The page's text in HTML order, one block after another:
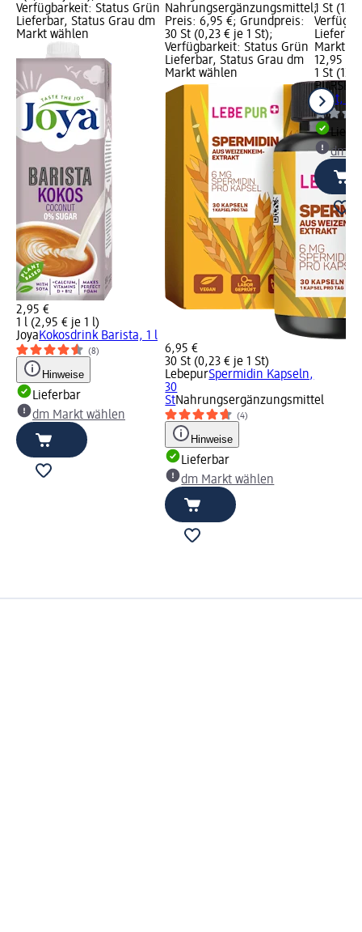
Verfügbarkeit: Status Grün
Lieferbar, Status Grau dm
Markt wählen
2,95 €
1 l (2,95 € je 1 l)
JoyaKokosdrink Barista, 1 l
(8)
Hinweise
Lieferbar
dm Markt wählen
Nahrungsergänzungsmittel;
Preis: 6,95 €; Grundpreis:
30 St (0,23 € je 1 St);
Verfügbarkeit: Status Grün
Lieferbar, Status Grau dm
Markt wählen
6,95 €
30 St (0,23 € je 1 St)
LebepurSpermidin Kapseln,
30
StNahrungsergänzungsmittel
(4)
Hinweise
Lieferbar
dm Markt wählen
1 St
Markt
12,95 €
1 St
PURSET
bunt, 57
dm